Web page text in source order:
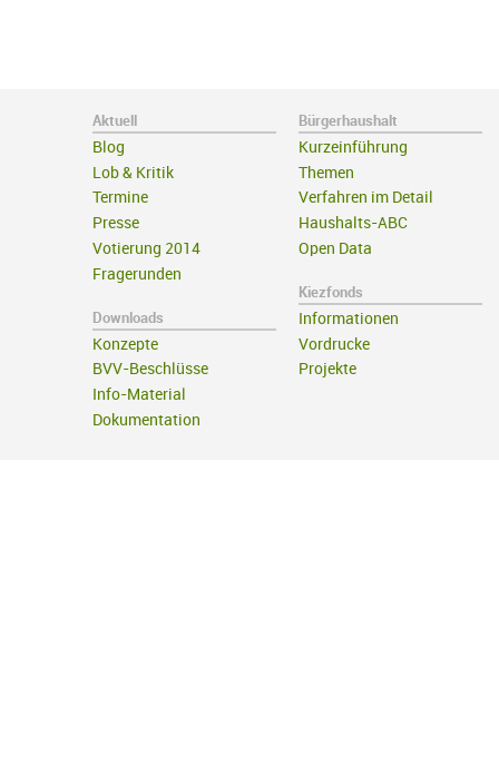
Aktuell
Blog
Lob & Kritik
Termine
Presse
Votierung 2014
Fragerunden
Downloads
Konzepte
BVV-Beschlüsse
Info-Material
Dokumentation
Bürgerhaushalt
Kurzeinführung
Themen
Verfahren im Detail
Haushalts-ABC
Open Data
Kiezfonds
Informationen
Vordrucke
Projekte